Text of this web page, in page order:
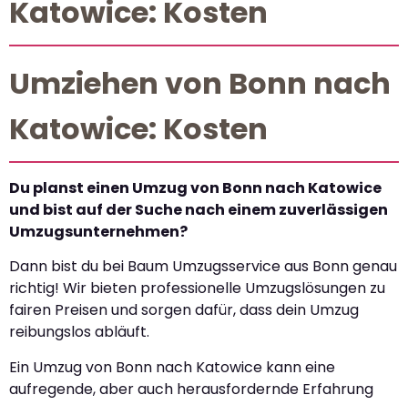
Katowice: Kosten
Umziehen von Bonn nach
Katowice: Kosten
Du planst einen Umzug von Bonn nach Katowice
und bist auf der Suche nach einem zuverlässigen
Umzugsunternehmen?
Dann bist du bei Baum Umzugsservice aus Bonn genau
richtig! Wir bieten professionelle Umzugslösungen zu
fairen Preisen und sorgen dafür, dass dein Umzug
reibungslos abläuft.
Ein Umzug von Bonn nach Katowice kann eine
aufregende, aber auch herausfordernde Erfahrung